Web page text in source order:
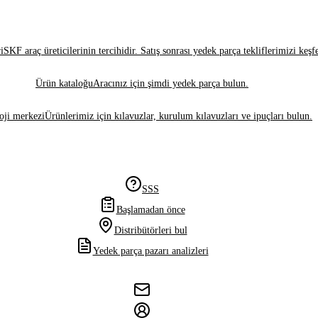
SKF araç üreticilerinin tercihidir. Satış sonrası yedek parça tekliflerimizi
Ürün kataloğuAracınız için şimdi yedek parça bulun.
merkeziÜrünlerimiz için kılavuzlar, kurulum kılavuzları ve ipuçları bulun.
SSS
Başlamadan önce
Distribütörleri bul
Yedek parça pazarı analizleri